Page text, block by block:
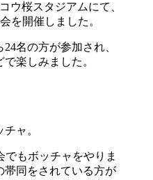
ウ桜スタジアムにて、
を開催しました。
名の方が参加され、
楽しみました。
ャ。
もボッチャをやりま
帯同をされている方が